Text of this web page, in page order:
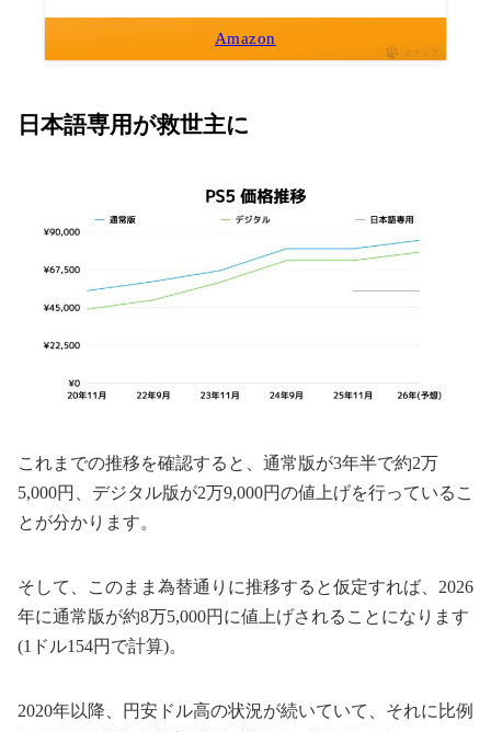
Amazon
ポチップ
日本語専用が救世主に
これまでの推移を確認すると、通常版が3年半で約2万
5,000円、デジタル版が2万9,000円の値上げを行っているこ
とが分かります。
そして、このまま為替通りに推移すると仮定すれば、2026
年に通常版が約8万5,000円に値上げされることになります
(1ドル154円で計算)。
2020年以降、円安ドル高の状況が続いていて、それに比例